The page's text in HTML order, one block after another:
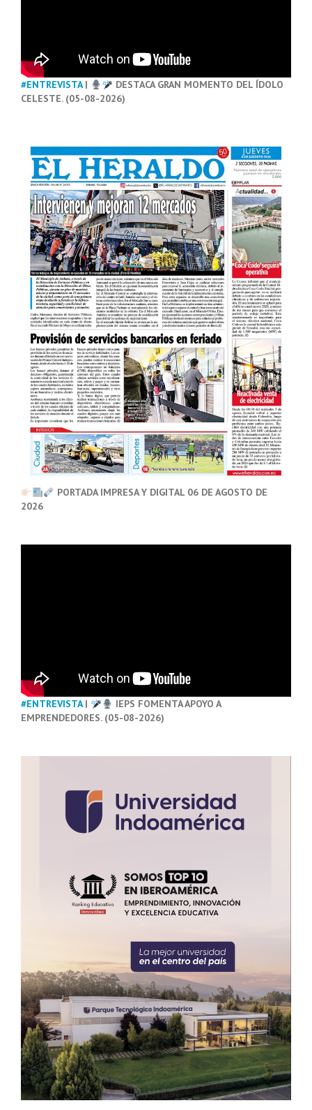
#ENTREVISTA|
DESTACA GRAN MOMENTO DEL ÍDOLO
CELESTE. (05-08-2026)
PORTADA IMPRESA Y DIGITAL 06 DE AGOSTO DE
2026
#ENTREVISTA|
IEPS FOMENTA APOYO A
EMPRENDEDORES. (05-08-2026)